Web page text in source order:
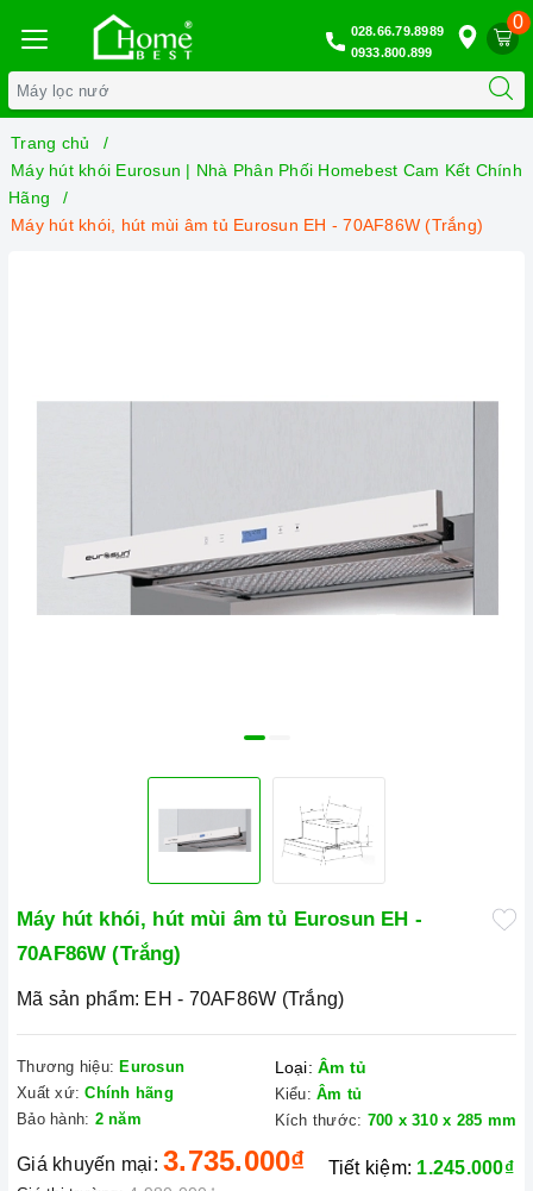
0
028.66.79.8989
0933.800.899
Trang chủ
Máy hút khói Eurosun | Nhà Phân Phối Homebest Cam Kết Chính
Hãng
Máy hút khói, hút mùi âm tủ Eurosun EH - 70AF86W (Trắng)
Máy hút khói, hút mùi âm tủ Eurosun EH -
70AF86W (Trắng)
Mã sản phẩm: EH - 70AF86W (Trắng)
Thương hiệu: Eurosun
Xuất xứ: Chính hãng
Bảo hành: 2 năm
Loại: Âm tủ
Kiểu: Âm tủ
Kích thước: 700 x 310 x 285 mm
Giá khuyến mại: 3.735.000₫ Tiết kiệm: 1.245.000₫